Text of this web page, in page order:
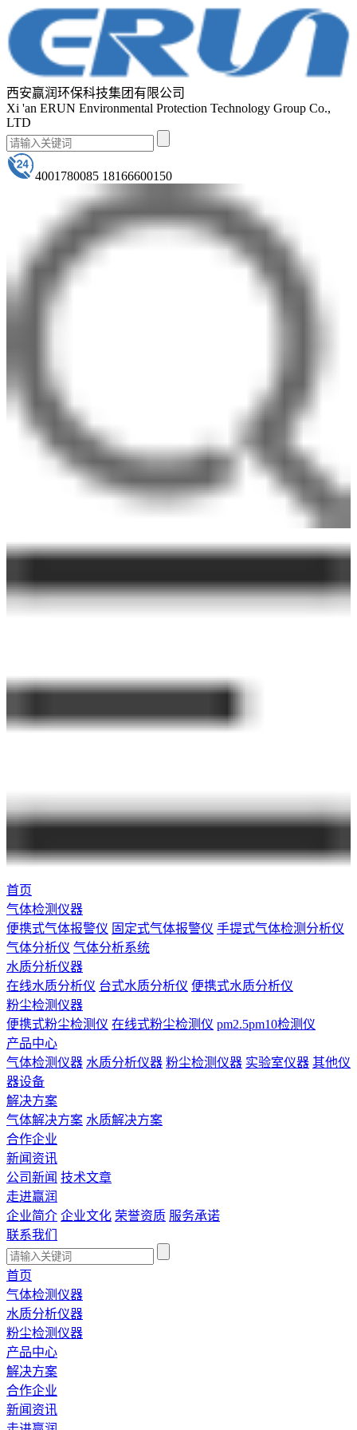
西安赢润环保科技集团有限公司
Xi 'an ERUN Environmental Protection Technology Group Co.,
LTD
4001780085 18166600150
首页
气体检测仪器
便携式气体报警仪 固定式气体报警仪 手提式气体检测分析仪
气体分析仪 气体分析系统
水质分析仪器
在线水质分析仪 台式水质分析仪 便携式水质分析仪
粉尘检测仪器
便携式粉尘检测仪 在线式粉尘检测仪 pm2.5pm10检测仪
产品中心
气体检测仪器 水质分析仪器 粉尘检测仪器 实验室仪器 其他仪
器设备
解决方案
气体解决方案 水质解决方案
合作企业
新闻资讯
公司新闻 技术文章
走进赢润
企业简介 企业文化 荣誉资质 服务承诺
联系我们
首页
气体检测仪器
水质分析仪器
粉尘检测仪器
产品中心
解决方案
合作企业
新闻资讯